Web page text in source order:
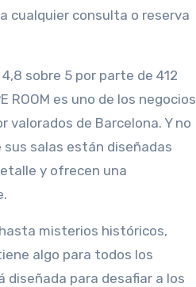
cualquier consulta o reserva
sobre 5 por parte de 412
ROOM es uno de los negocios
valorados de Barcelona. Y no
sus salas están diseñadas
y ofrecen una
misterios históricos,
tiene algo para todos los
diseñada para desafiar a los